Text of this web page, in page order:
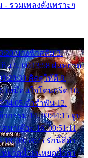
รวมเพลงดังเพราะๆ
นางฟ้าสลัม 3.
กิน 5. 00:13:58 ฝนหยาด
คิดดูให้ดี 8.
เหมือนใจโดนกรีด 10.
คำรำพัน 12.
ากรรม 14. 00:44:15 จูบ
มาเต๊อะ 16. 00:51:11
00:58:25 รักนี้สีดำ
หยาดน้ำฝนหยดน้ำตา